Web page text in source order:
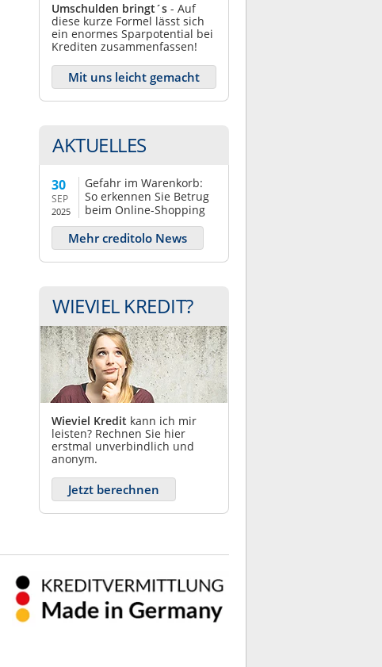
Umschulden bringt´s - Auf
diese kurze Formel lässt sich
ein enormes Sparpotential bei
Krediten zusammenfassen!
Mit uns leicht gemacht
AKTUELLES
30
SEP
2025
Gefahr im Warenkorb:
So erkennen Sie Betrug
beim Online-Shopping
Mehr creditolo News
WIEVIEL KREDIT?
Wieviel Kredit kann ich mir
leisten? Rechnen Sie hier
erstmal unverbindlich und
anonym.
Jetzt berechnen